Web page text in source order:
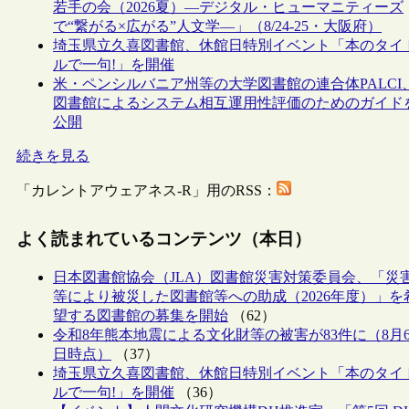
若手の会（2026夏）―デジタル・ヒューマニティーズ
で“繋がる×広がる”人文学―」（8/24-25・大阪府）
埼玉県立久喜図書館、休館日特別イベント「本のタイ
ルで一句!」を開催
米・ペンシルバニア州等の大学図書館の連合体PALCI、
図書館によるシステム相互運用性評価のためのガイド
公開
続きを見る
「カレントアウェアネス-R」用のRSS：
よく読まれているコンテンツ（本日）
日本図書館協会（JLA）図書館災害対策委員会、「災
等により被災した図書館等への助成（2026年度）」を
望する図書館の募集を開始 （62）
令和8年熊本地震による文化財等の被害が83件に（8月
日時点）
（37）
埼玉県立久喜図書館、休館日特別イベント「本のタイ
ルで一句!」を開催 （36）